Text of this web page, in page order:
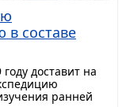
составе
доставит на
ранней